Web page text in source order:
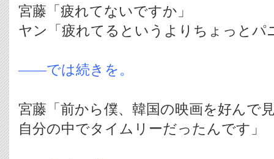
宮藤「疲れてないですか」
ヤン「疲れてるというよりちょっとパ
――では続きを。
宮藤「前から僕、韓国の映画を好んで
自分の中でタイムリーだったんです」